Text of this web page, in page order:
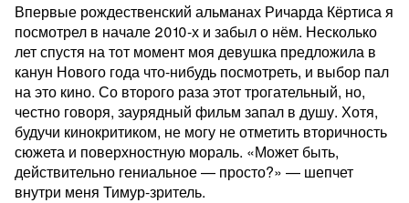
Впервые рождественский альманах Ричарда Кёртиса я
посмотрел в начале 2010-х и забыл о нём. Несколько
лет спустя на тот момент моя девушка предложила в
канун Нового года что-нибудь посмотреть, и выбор пал
на это кино. Со второго раза этот трогательный, но,
честно говоря, заурядный фильм запал в душу. Хотя,
будучи кинокритиком, не могу не отметить вторичность
сюжета и поверхностную мораль. «Может быть,
действительно гениальное — просто?» — шепчет
внутри меня Тимур-зритель.